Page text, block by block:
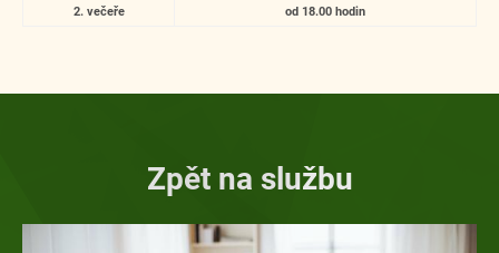
2. večeře
od 18.00 hodin
Zpět na službu